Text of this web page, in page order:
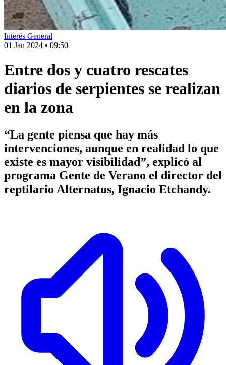
Interés General
01 Jan 2024 • 09:50
Entre dos y cuatro rescates
diarios de serpientes se realizan
en la zona
“La gente piensa que hay más
intervenciones, aunque en realidad lo que
existe es mayor visibilidad”, explicó al
programa Gente de Verano el director del
reptilario Alternatus, Ignacio Etchandy.